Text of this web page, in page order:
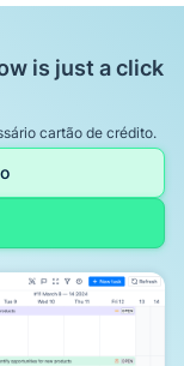
is just a click
cartão de crédito.